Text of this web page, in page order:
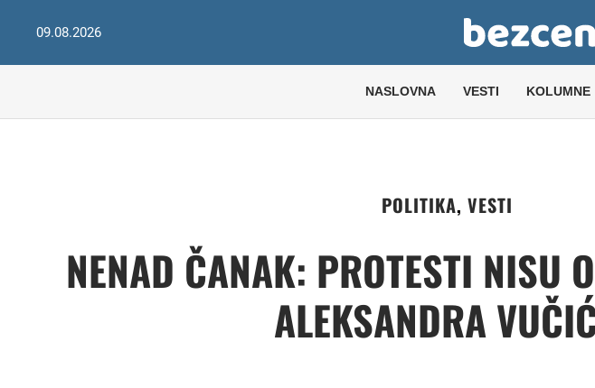
09.08.2026
NASLOVNA VESTI KOLUMNE
POLITIKA, VESTI
NENAD ČANAK: PROTESTI NISU
ALEKSANDRA